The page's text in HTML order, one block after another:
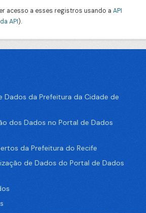
acesso a esses registros usando a API
API).
Dados da Prefeitura da Cidade de
dos Dados no Portal de Dados
da Prefeitura do Recife
de Dados do Portal de Dados